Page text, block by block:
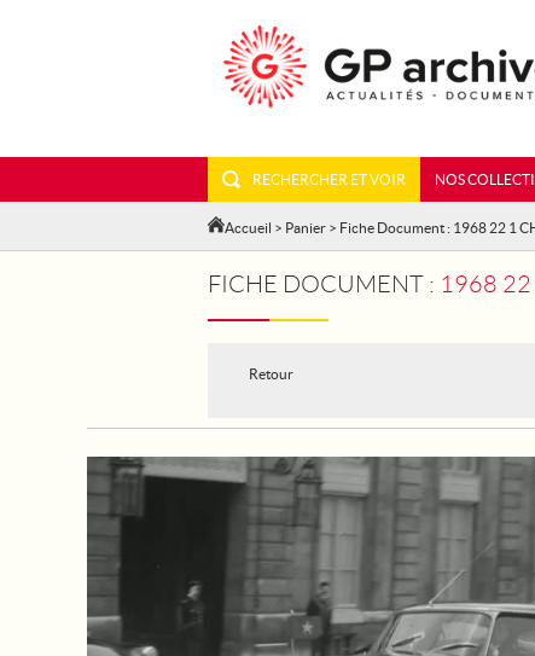
RECHERCHER ET VOIR NOS
Accueil > Panier > Fiche Document : 1968 22 1
FICHE DOCUMENT : 1968 22
Retour